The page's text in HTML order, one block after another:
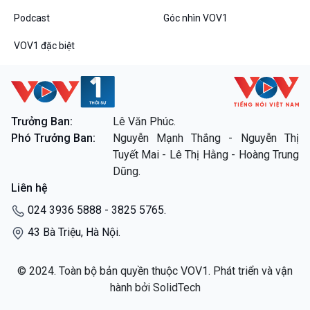
Bình luận
Diễn đàn chủ nhật
Chuyện đêm
Thanh âm ký sự
Các chương trình đặc biệt
Podcast Góc nhìn VOV1
VOV1 đặc biệt
Trưởng Ban:
Lê Văn Phúc.
Phó Trưởng Ban:
Nguyễn Mạnh Thắng - Nguyễn Thị
Tuyết Mai - Lê Thị Hằng - Hoàng Trung
Dũng.
Liên hệ
024 3936 5888 - 3825 5765.
43 Bà Triệu, Hà Nội.
© 2024. Toàn bộ bản quyền thuộc VOV1. Phát triển và vận
hành bởi SolidTech